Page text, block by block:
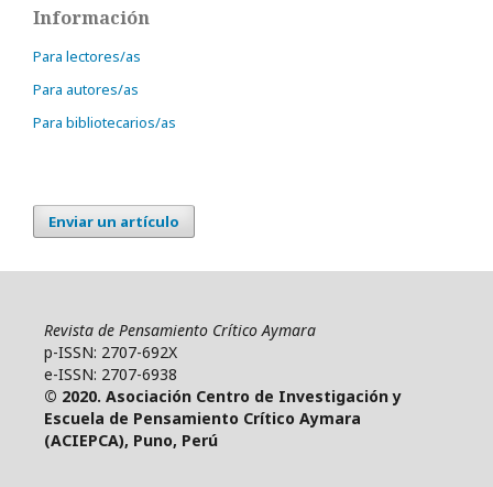
Información
Para lectores/as
Para autores/as
Para bibliotecarios/as
Enviar un artículo
Revista de Pensamiento Crítico Aymara
p-ISSN: 2707-692X
e-ISSN: 2707-6938
© 2020. Asociación Centro de Investigación y
Escuela de Pensamiento Crítico Aymara
(ACIEPCA), Puno, Perú